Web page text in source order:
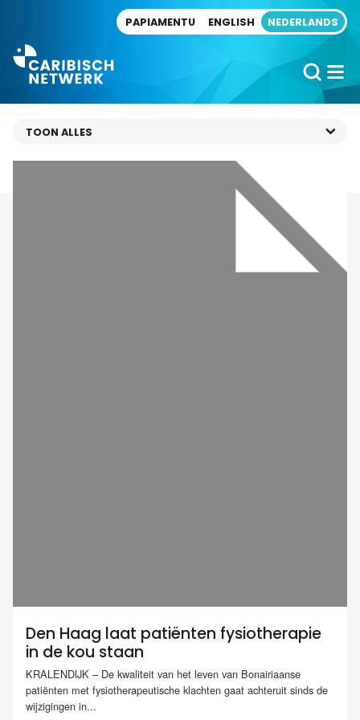
PAPIAMENTU ENGLISH NEDERLANDS
Den Haag laat patiënten fysiotherapie
in de kou staan
KRALENDIJK – De kwaliteit van het leven van Bonairiaanse
patiënten met fysiotherapeutische klachten gaat achteruit sinds de
wijzigingen in...